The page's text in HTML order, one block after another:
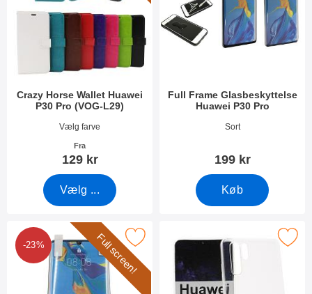
Crazy Horse Wallet Huawei
P30 Pro (VOG-L29)
Varenr 31041Vælg farve
Fra
129 kr
Vælg ...
Full Frame Glasbeskyttelse
Huawei P30 Pro
Varenr 30759Sort
199 kr
Køb
Full screen!
-23%
Skærmbeskyttelse Huawei P30 Pro (VOG-L29) som
Marker ultra Thin TPU Cover